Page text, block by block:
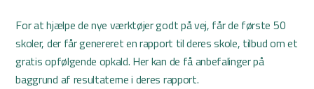
For at hjælpe de nye værktøjer godt på vej, får de første 50
skoler, der får genereret en rapport til deres skole, tilbud om et
gratis opfølgende opkald. Her kan de få anbefalinger på
baggrund af resultaterne i deres rapport.